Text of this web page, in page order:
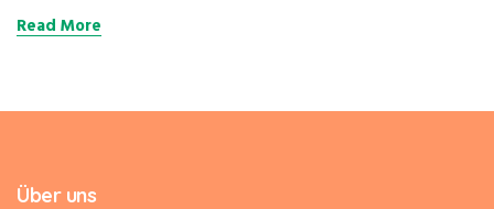
Read More
Über uns